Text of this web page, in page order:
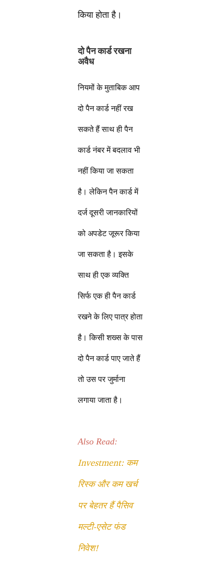
किया होता है।
दो पैन कार्ड रखना
अवैध
नियमों के मुताबिक आप
दो पैन कार्ड नहीं रख
सकते हैं साथ ही पैन
कार्ड नंबर में बदलाव भी
नहीं किया जा सकता
है। लेकिन पैन कार्ड में
दर्ज दूसरी जानकारियों
को अपडेट जूरूर किया
जा सकता है। इसके
साथ ही एक व्यक्ति
सिर्फ एक ही पैन कार्ड
रखने के लिए पात्र होता
है। किसी शख्स के पास
दो पैन कार्ड पाए जाते हैं
तो उस पर जुर्माना
लगाया जाता है।
Also Read:
Investment: कम
रिस्क और कम खर्च
पर बेहतर हैं पैसिव
मल्टी-एसेट फंड
निवेश!